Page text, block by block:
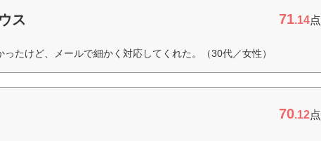
ス 71.14点
たけど、メールで細かく対応してくれた。（30代／女性）
70.12点